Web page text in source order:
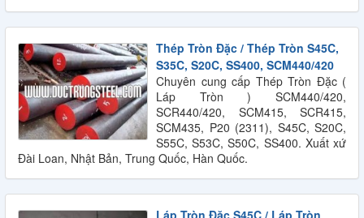
Thép Tròn Đặc / Thép Tròn S45C,
S35C, S20C, SS400, SCM440/420
Chuyên cung cấp Thép Tròn Đặc (
Láp Tròn ) SCM440/420,
SCR440/420, SCM415, SCR415,
SCM435, P20 (2311), S45C, S20C,
S55C, S53C, S50C, SS400. Xuất xứ
Đài Loan, Nhật Bản, Trung Quốc, Hàn Quốc.
Láp Tròn Đặc S45C / Láp Tròn